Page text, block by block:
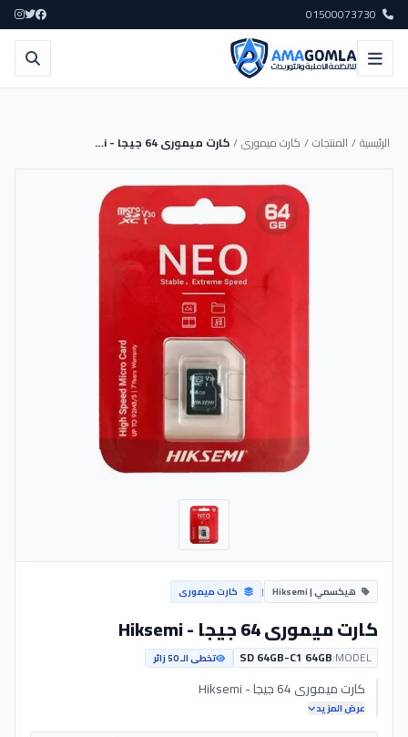
الرئيسية/ المنتجات/ كارت ميمورى/ كارت ميمورى 64 جيجا - Hiksemi
هيكسمي | Hiksemi | كارت ميمورى
كارت ميمورى 64 جيجا - Hiksemi
MODEL:
SD 64GB-C1 64GB تخطى الـ 50 زائر
كارت ميمورى 64 جيجا - Hiksemi
عرض المزيد